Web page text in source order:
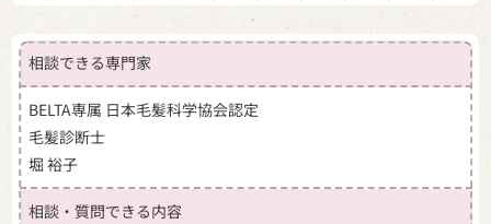
報
・売買契約の締結及び商品の発送、代金決済そ
の他売買契約における義務の履行のため
・お客様からのお問合せの対応、アフターサー
ビスのため
・DM等の方法による当社及び第三者の商品、サ
・ご購入履歴の管理のため
相談できる専門家
BELTA専属 日本毛髪科学協会認定
毛髪診断士
堀 裕子
相談・質問できる内容